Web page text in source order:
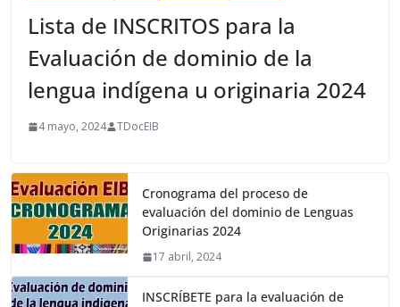
Lista de INSCRITOS para la
Evaluación de dominio de la
lengua indígena u originaria 2024
4 mayo, 2024 TDocEIB
Cronograma del proceso de
evaluación del dominio de Lenguas
Originarias 2024
17 abril, 2024
INSCRÍBETE para la evaluación de